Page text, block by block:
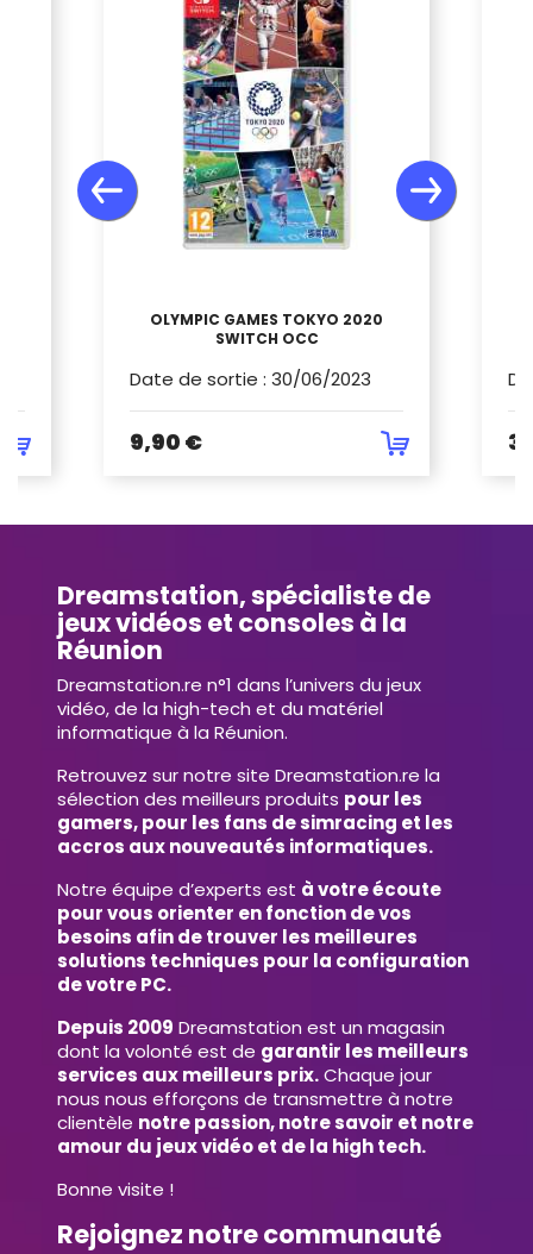
OLYMPIC GAMES TOKYO 2020
SWITCH OCC
Date de sortie : 30/06/2023
9,90 €
Dreamstation, spécialiste de
jeux vidéos et consoles à la
Réunion
Dreamstation.re n°1 dans l’univers du jeux
vidéo, de la high-tech et du matériel
informatique à la Réunion.
Retrouvez sur notre site Dreamstation.re la
sélection des meilleurs produits pour les
gamers, pour les fans de simracing et les
accros aux nouveautés informatiques.
Notre équipe d’experts est à votre écoute
pour vous orienter en fonction de vos
besoins afin de trouver les meilleures
solutions techniques pour la configuration
de votre PC.
Depuis 2009 Dreamstation est un magasin
dont la volonté est de garantir les meilleurs
services aux meilleurs prix.Chaque jour
nous nous efforçons de transmettre à notre
clientèle notre passion, notre savoir et notre
amour du jeux vidéo et de la high tech.
Bonne visite !
Rejoignez notre communauté